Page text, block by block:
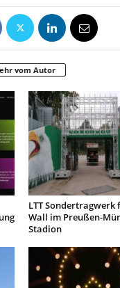
vom Autor
LTT Sondertragwerk
Wall im Preußen-
Stadion